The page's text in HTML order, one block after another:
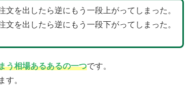
を出したら逆にもう一段上がってしまった。
を出したら逆にもう一段下がってしまった。
う相場あるあるの一つです。
す。